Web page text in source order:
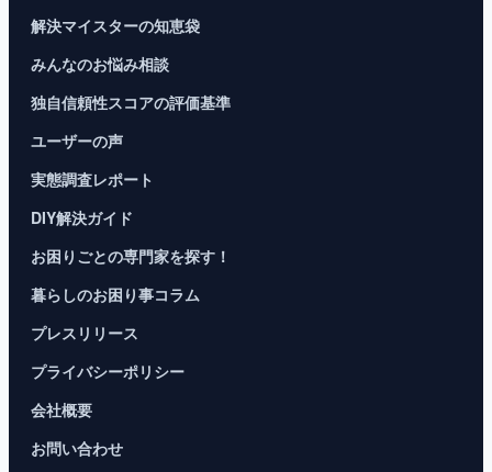
解決マイスターの知恵袋
みんなのお悩み相談
独自信頼性スコアの評価基準
ユーザーの声
実態調査レポート
DIY解決ガイド
お困りごとの専門家を探す！
暮らしのお困り事コラム
プレスリリース
プライバシーポリシー
会社概要
お問い合わせ